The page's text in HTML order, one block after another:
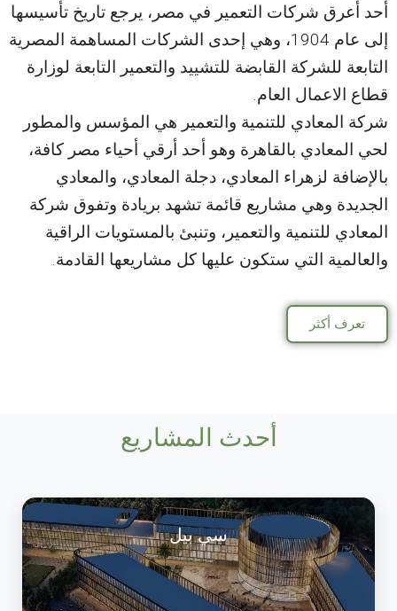
أحد أعرق شركات التعمير في مصر، يرجع تاريخ تأسيسها
إلى عام 1904، وهي إحدى الشركات المساهمة المصرية
التابعة للشركة القابضة للتشييد والتعمير التابعة لوزارة
قطاع الاعمال العام.
شركة المعادي للتنمية والتعمير هي المؤسس والمطور
لحي المعادي بالقاهرة وهو أحد أرقي أحياء مصر كافة،
بالإضافة لزهراء المعادي، دجلة المعادي، والمعادي
الجديدة وهي مشاريع قائمة تشهد بريادة وتفوق شركة
المعادي للتنمية والتعمير، وتنبئ بالمستويات الراقية
والعالمية التي ستكون عليها كل مشاريعها القادمة.
تعرف أكثر
أحدث المشاريع
سي بيل